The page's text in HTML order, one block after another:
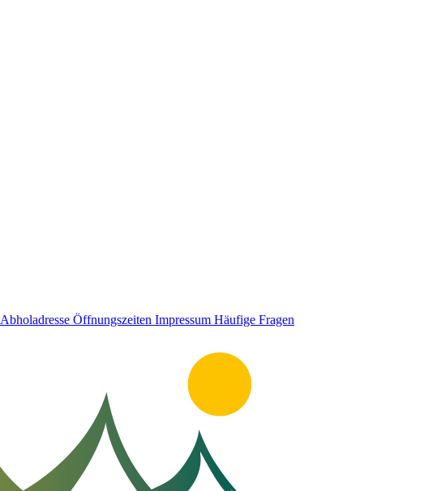
Abholadresse Öffnungszeiten Impressum Häufige Fragen